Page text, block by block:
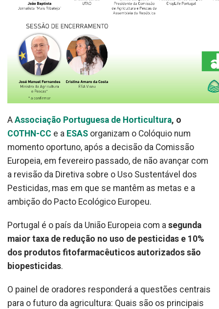
A Associação Portuguesa de Horticultura, o
COTHN-CC e a ESAS organizam o Colóquio num
momento oportuno, após a decisão da Comissão
Europeia, em fevereiro passado, de não avançar com
a revisão da Diretiva sobre o Uso Sustentável dos
Pesticidas, mas em que se mantêm as metas e a
ambição do Pacto Ecológico Europeu.
Portugal é o país da União Europeia com a segunda
maior taxa de redução no uso de pesticidas e 10%
dos produtos fitofarmacêuticos autorizados são
biopesticidas.
O painel de oradores responderá a questões centrais
para o futuro da agricultura: Quais são os principais